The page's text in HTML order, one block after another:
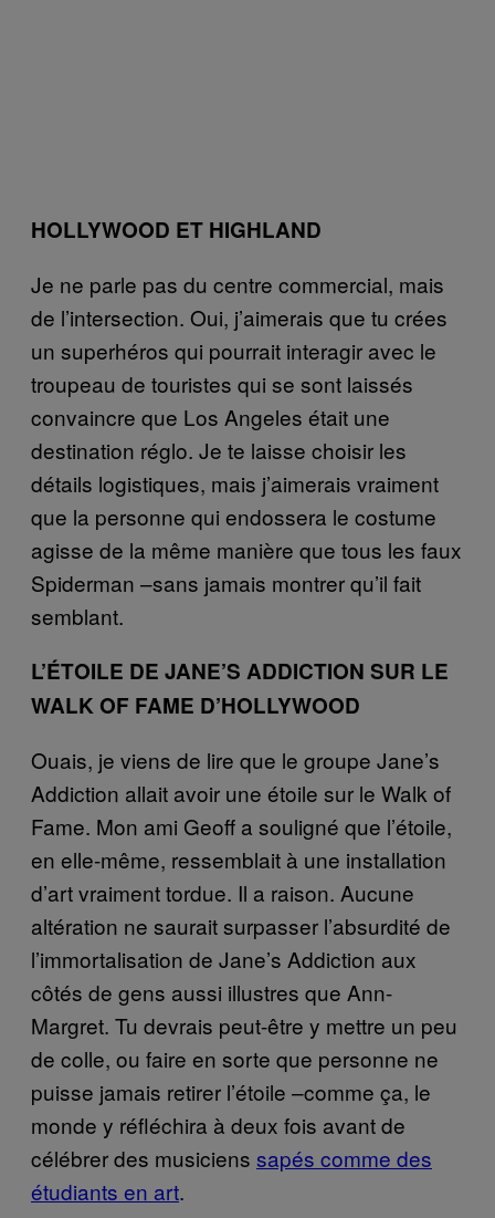
HOLLYWOOD ET HIGHLAND
Je ne parle pas du centre commercial, mais
de l’intersection. Oui, j’aimerais que tu crées
un superhéros qui pourrait interagir avec le
troupeau de touristes qui se sont laissés
convaincre que Los Angeles était une
destination réglo. Je te laisse choisir les
détails logistiques, mais j’aimerais vraiment
que la personne qui endossera le costume
agisse de la même manière que tous les faux
Spiderman –sans jamais montrer qu’il fait
semblant.
L’ÉTOILE DE JANE’S ADDICTION SUR LE
WALK OF FAME D’HOLLYWOOD
Ouais, je viens de lire que le groupe Jane’s
Addiction allait avoir une étoile sur le Walk of
Fame. Mon ami Geoff a souligné que l’étoile,
en elle-même, ressemblait à une installation
d’art vraiment tordue. Il a raison. Aucune
altération ne saurait surpasser l’absurdité de
l’immortalisation de Jane’s Addiction aux
côtés de gens aussi illustres que Ann-
Margret. Tu devrais peut-être y mettre un peu
de colle, ou faire en sorte que personne ne
puisse jamais retirer l’étoile –comme ça, le
monde y réfléchira à deux fois avant de
célébrer des musiciens sapés comme des
étudiants en art.